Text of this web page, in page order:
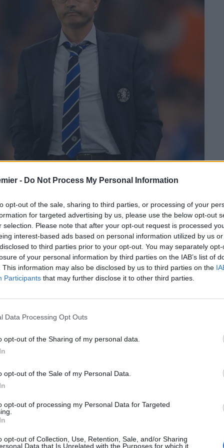
- Do Not Process My Personal Information
opt-out of the sale, sharing to third parties, or processing of your
for targeted advertising by us, please use the below opt-out
selection. Please note that after your opt-out request is processed
interest-based ads based on personal information utilized by us
to third parties prior to your opt-out. You may separately
of your personal information by third parties on the IAB’s list of
This information may also be disclosed by us to third parties on the
Participants that may further disclose it to other third parties.
Data Processing Opt Outs
opt-out of the Sharing of my personal data.
opt-out of the Sale of my Personal Data.
opt-out of processing my Personal Data for Targeted
opt-out of Collection, Use, Retention, Sale, and/or Sharing
Data that Is Unrelated with the Purposes for which it
. Per il pupillo di un tempo,Didier Drogbae per quello
per il calendario e la sfida coiBluespiazzata all’ora
che vogliono ilChelsea pronto a comprare attaccanti a
mirino portoghese è l’ex attaccante ivoriano, leggenda
parlano da soli), che nelle scorse settimane – complice
– ha sfruttato ogni occasione promozionale per
di leader nello spogliatoio rispetto invece a quando
io non ti leggo – chiosa
come Didier con bravi giornalisti della carta stampata o
piacere ed interesse, ma in questo caso non è stata
non mi delude, è semplicemente la realtà dei fatti”.
sarebbe diventato un’iconaBlues
gare in modo più veloce e questo gli impedisce di fare i
quello che deve fare un attaccante, e di anticipare le
allo stesso
, sebbene dalle immagini televisive si sia visto chiaramente